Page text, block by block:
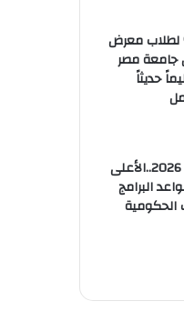
5% لطلاب معرض
جامعة مصر
حديثاً
تنسيق الجامعات 2026..الأعلى
البرامج
الحكومية